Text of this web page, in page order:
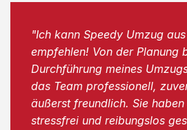
"Ich kann Speedy Umzug
empfehlen! Von der Planung
Durchführung meines
das Team professionell,
äußerst freundlich. Sie
stressfrei und reibungslos